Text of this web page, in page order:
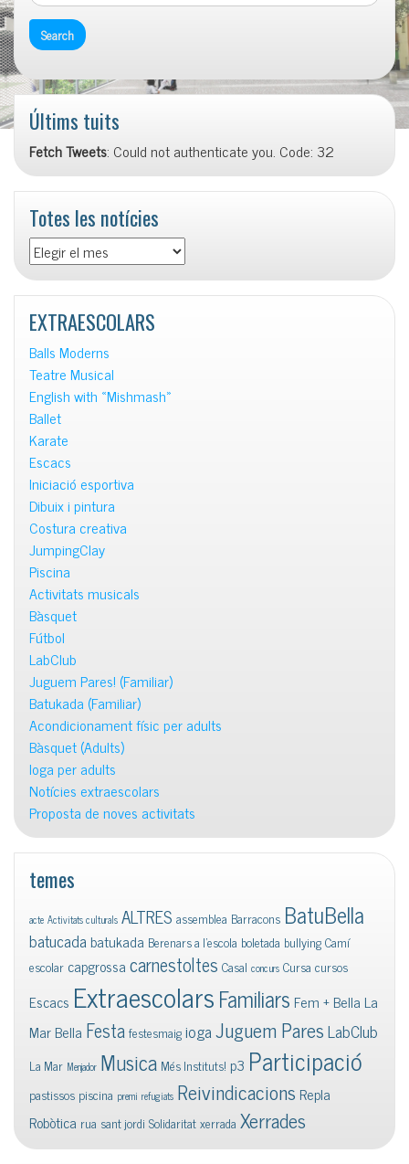
Últims tuits
Fetch Tweets: Could not authenticate you. Code: 32
Totes les notícies
Totes
les
notícies
EXTRAESCOLARS
Balls Moderns
Teatre Musical
English with «Mishmash»
Ballet
Karate
Escacs
Iniciació esportiva
Dibuix i pintura
Costura creativa
JumpingClay
Piscina
Activitats musicals
Bàsquet
Fútbol
LabClub
Juguem Pares! (Familiar)
Batukada (Familiar)
Acondicionament físic per adults
Bàsquet (Adults)
Ioga per adults
Notícies extraescolars
Proposta de noves activitats
temes
acte Activitats culturals ALTRES assemblea Barracons BatuBella
batucadabatukada Berenars a l'escola boletada bullyingCamí
escolar capgrossacarnestoltes Casal concurs Cursa cursos
Escacs ExtraescolarsFamiliars Fem + Bella La
Mar Bella FestafestesmaigiogaJuguem ParesLabClub
La Mar Menjador Musica Més Instituts! p3 Participació
pastissos piscina premi refugiats Reivindicacions Repla
Robòtica rua sant jordi Solidaritatxerrada Xerrades